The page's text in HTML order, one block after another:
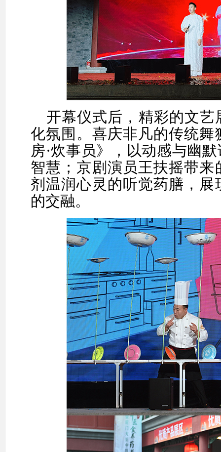
开幕仪式后，精彩的文
化氛围。 喜庆非凡的传统舞
房·炊事员》，以动感与幽
智慧；京剧演员王扶摇带
剂温润心灵的听觉药膳，
的交融。